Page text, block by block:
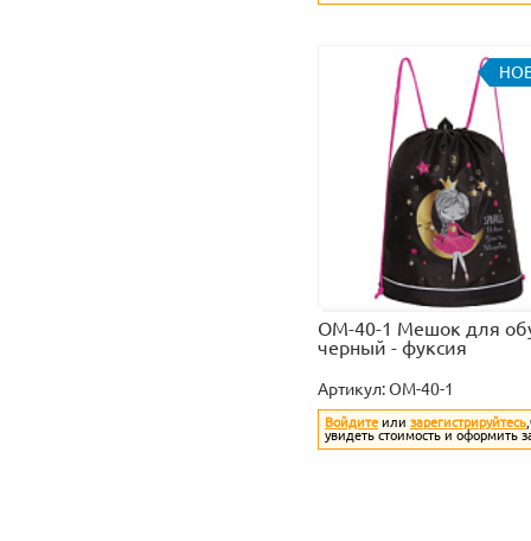
OM-40-1 Мешок для
черный - фуксия
Артикул:OM-40-1
Войдите или зарегистрируйтесь
увидеть стоимость и оформить